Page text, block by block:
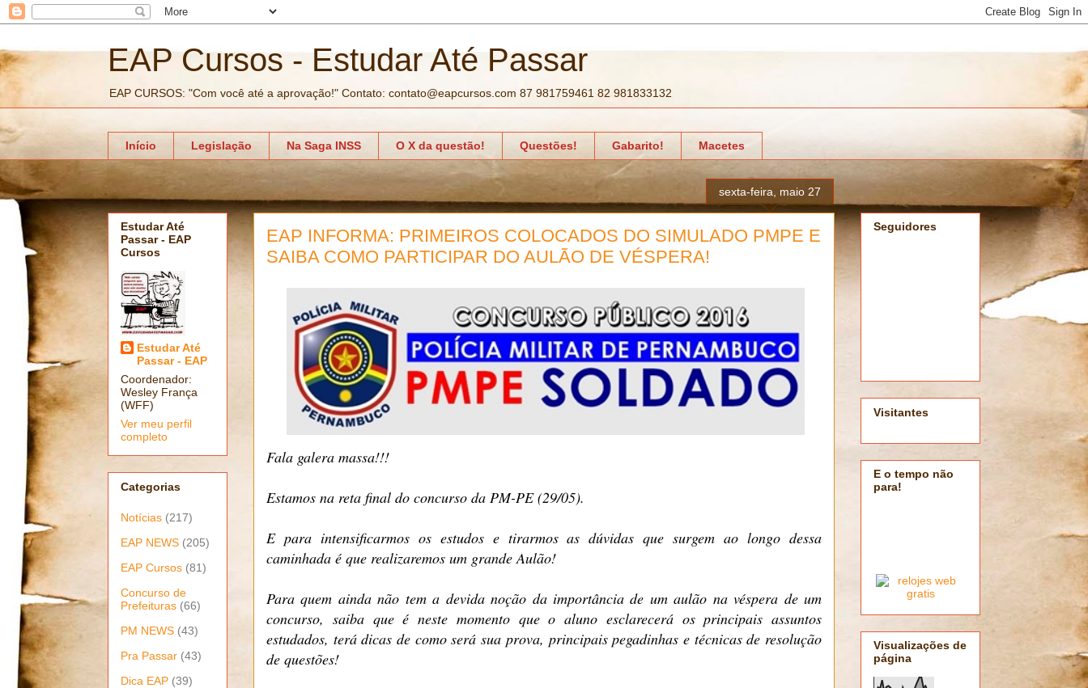
EAP Cursos - Estudar Até Passar
EAP CURSOS: "Com você até a aprovação!" Contato: contato@eapcursos.com 87 981759461 82 981833132
Início Legislação Na Saga INSS O X da questão! Questões! Gabarito! Macetes
sexta-feira, maio 27
EAP INFORMA: PRIMEIROS COLOCADOS DO SIMULADO PMPE E
SAIBA COMO PARTICIPAR DO AULÃO DE VÉSPERA!
Fala galera massa!!!
Estamos na reta final do concurso da PM-PE (29/05).
E para intensificarmos os estudos e tirarmos as dúvidas que surgem ao longo dessa
caminhada é que realizaremos um grande Aulão!
Para quem ainda não tem a devida noção da importância de um aulão na véspera de um
concurso, saiba que é neste momento que o aluno esclarecerá os principais assuntos
estudados, terá dicas de como será sua prova, principais pegadinhas e técnicas de resolução
de questões!
Estudar Até
Passar - EAP
Cursos
Estudar Até
Passar - EAP
Coordenador:
Wesley França
(WFF)
Ver meu perfil
completo
Categorias
Notícias (217)
EAP NEWS (205)
EAP Cursos (81)
Concurso de
Prefeituras (66)
PM NEWS (43)
Pra Passar (43)
Dica EAP (39)
Seguidores
Visitantes
E o tempo não
para!
Visualizações de
página